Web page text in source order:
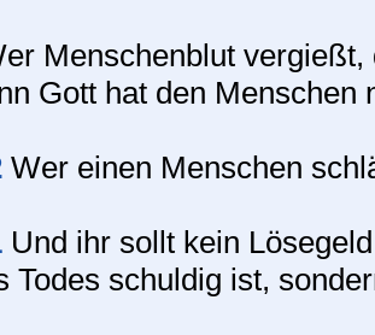
Menschenblut
Gott hat den Menschen
Wer einen Menschen
Und ihr sollt kein
Todes schuldig ist,